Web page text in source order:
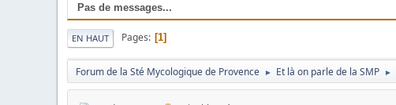
Pas de messages...
EN HAUT Pages 1
Forum de la Sté Mycologique de Provence ► Et là on parle de la SMP ►